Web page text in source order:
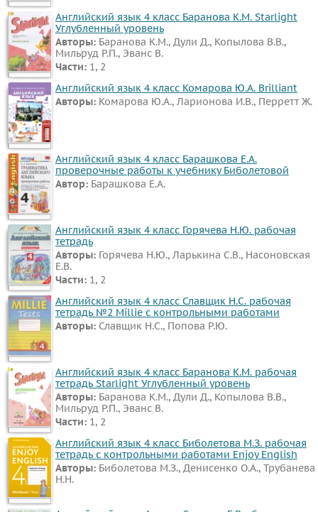
Английский язык 4 класс Баранова К.М. Starlight
Углубленный уровень
Авторы: Баранова К.М., Дули Д., Копылова В.В.,
Мильруд Р.П., Эванс В.
Части: 1, 2
Английский язык 4 класс Комарова Ю.А. Brilliant
Авторы: Комарова Ю.А., Ларионова И.В., Перретт Ж.
Английский язык 4 класс Барашкова Е.А.
проверочные работы к учебнику Биболетовой
Автор: Барашкова Е.А.
Английский язык 4 класс Горячева Н.Ю. рабочая
тетрадь
Авторы: Горячева Н.Ю., Ларькина С.В., Насоновская
Е.В.
Части: 1, 2
Английский язык 4 класс Славщик Н.С. рабочая
тетрадь №2 Millie с контрольными работами
Авторы: Славщик Н.С., Попова Р.Ю.
Английский язык 4 класс Баранова К.М. рабочая
тетрадь Starlight Углубленный уровень
Авторы: Баранова К.М., Дули Д., Копылова В.В.,
Мильруд Р.П., Эванс В.
Части: 1, 2
Английский язык 4 класс Биболетова М.З. рабочая
тетрадь с контрольными работами Enjoy English
Авторы: Биболетова М.З., Денисенко О.А., Трубанева
Н.Н.